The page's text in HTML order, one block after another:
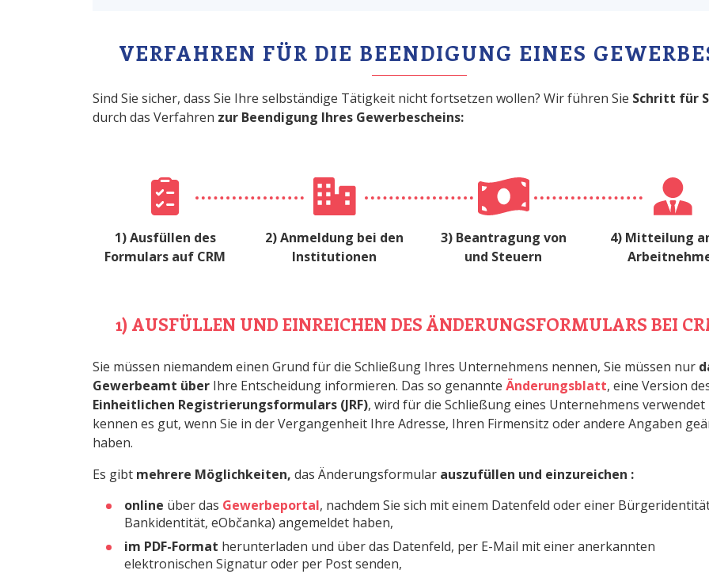
VERFAHREN FÜR DIE BEENDIGUNG EINES
Sind Sie sicher, dass Sie Ihre selbständige Tätigkeit nicht fortsetzen wollen? Wir führen Sie Schritt für
durch das Verfahren zur Beendigung Ihres Gewerbescheins:
1) Ausfüllen des
Formulars auf CRM
2) Anmeldung bei den
Institutionen
3) Beantragung von
und Steuern
4) Mitteilung
1) AUSFÜLLEN UND EINREICHEN DES ÄNDERUNGSFORMULARS BEI
Sie müssen niemandem einen Grund für die Schließung Ihres Unternehmens nennen, Sie müssen nur
Gewerbeamt über Ihre Entscheidung informieren. Das so genannte Änderungsblatt, eine Version
Einheitlichen Registrierungsformulars (JRF), wird für die Schließung eines Unternehmens verwendet
kennen es gut, wenn Sie in der Vergangenheit Ihre Adresse, Ihren Firmensitz oder andere Angaben
haben.
Es gibt mehrere Möglichkeiten, das Änderungsformular auszufüllen und einzureichen :
online über das Gewerbeportal, nachdem Sie sich mit einem Datenfeld oder einer Bürgeridentität
Bankidentität, eObčanka) angemeldet haben,
im PDF-Format herunterladen und über das Datenfeld, per E-Mail mit einer anerkannten
elektronischen Signatur oder per Post senden,